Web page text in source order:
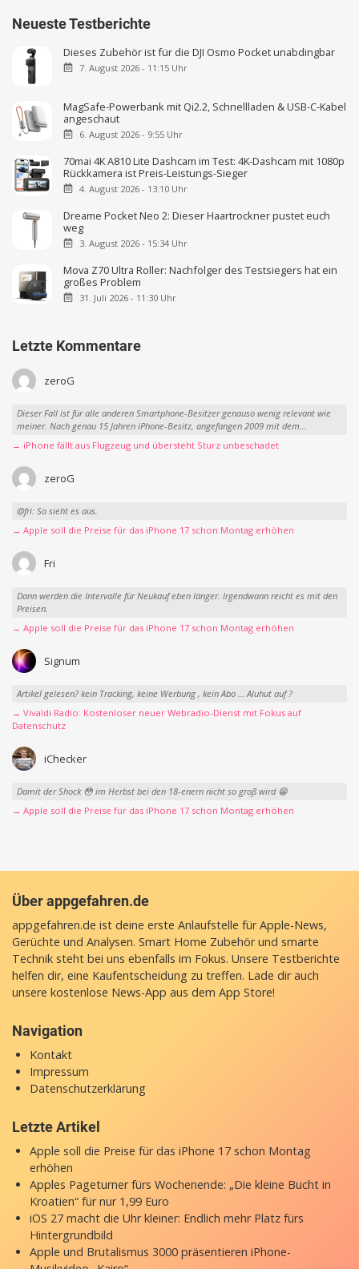
Neueste Testberichte
Dieses Zubehör ist für die DJI Osmo Pocket unabdingbar
7. August 2026 - 11:15 Uhr
MagSafe-Powerbank mit Qi2.2, Schnellladen & USB-C-Kabel
angeschaut
6. August 2026 - 9:55 Uhr
70mai 4K A810 Lite Dashcam im Test: 4K-Dashcam mit 1080p
Rückkamera ist Preis-Leistungs-Sieger
4. August 2026 - 13:10 Uhr
Dreame Pocket Neo 2: Dieser Haartrockner pustet euch
weg
3. August 2026 - 15:34 Uhr
Mova Z70 Ultra Roller: Nachfolger des Testsiegers hat ein
großes Problem
31. Juli 2026 - 11:30 Uhr
Letzte Kommentare
zeroG
Dieser Fall ist für alle anderen Smartphone-Besitzer genauso wenig relevant wie
meiner. Nach genau 15 Jahren iPhone-Besitz, angefangen 2009 mit dem...
→ iPhone fällt aus Flugzeug und übersteht Sturz unbeschadet
zeroG
@fri: So sieht es aus.
→ Apple soll die Preise für das iPhone 17 schon Montag erhöhen
Fri
Dann werden die Intervalle für Neukauf eben länger. Irgendwann reicht es mit den
Preisen.
→ Apple soll die Preise für das iPhone 17 schon Montag erhöhen
Signum
Artikel gelesen? kein Tracking, keine Werbung , kein Abo … Aluhut auf ?
→ Vivaldi Radio: Kostenloser neuer Webradio-Dienst mit Fokus auf
Datenschutz
iChecker
Damit der Shock 😳 im Herbst bei den 18-enern nicht so groß wird 😁
→ Apple soll die Preise für das iPhone 17 schon Montag erhöhen
Über appgefahren.de
appgefahren.de ist deine erste Anlaufstelle für Apple-News,
Gerüchte und Analysen. Smart Home Zubehör und smarte
Technik steht bei uns ebenfalls im Fokus. Unsere Testberichte
helfen dir, eine Kaufentscheidung zu treffen. Lade dir auch
unsere kostenlose News-App aus dem App Store!
Navigation
Kontakt
Impressum
Datenschutzerklärung
Letzte Artikel
Apple soll die Preise für das iPhone 17 schon Montag
erhöhen
Apples Pageturner fürs Wochenende: „Die kleine Bucht in
Kroatien“ für nur 1,99 Euro
iOS 27 macht die Uhr kleiner: Endlich mehr Platz fürs
Hintergrundbild
Apple und Brutalismus 3000 präsentieren iPhone-